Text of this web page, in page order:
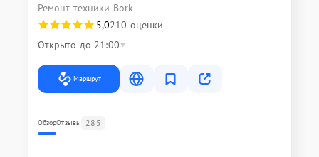
Ремонт техники Bork
5,0210 оценки
Открыто до 21:00
Маршрут
ОбзорОтзывы 285